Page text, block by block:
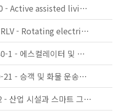
IEC TS 63134:2020 - Active assisted living (AAL) use cases
IEC 60034-5:2020 RLV - Rotating electrical machines - Part 5: Degrees of protection provided by the integral design of rotating electrical machines (IP code) - Classification
KS B ISO/TS 25740-1 - 에스컬레이터 및 무빙워크에 대한 안전요건 — 제1부: 세계공통 필수 안전요건(GESRs)
KS B ISO/TS 8100-21 - 승객 및 화물 운송용 엘리베이터 —제21부: 세계공통 필수안전요건(GESRs)을 충족하는 세계공통 안전 파라미터(GSPs)
KS C IEC TS 62872 - 산업 시설과 스마트 그리드 사이의 산업 공정 측정, 제어 및 자동화 시스템 인터페이스